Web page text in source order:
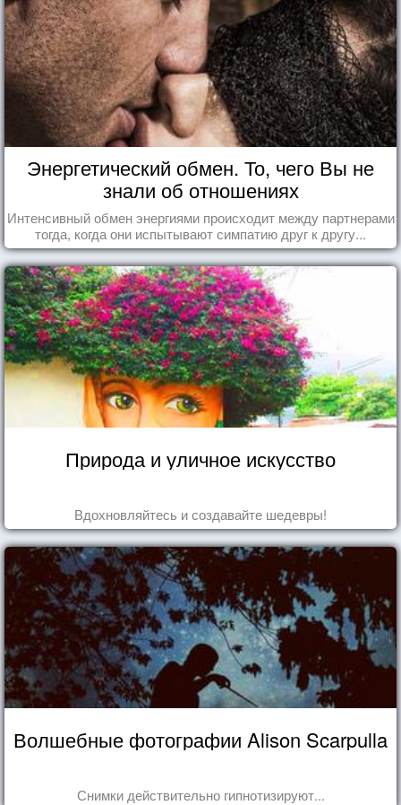
Энергетический обмен. То, чего Вы не
знали об отношениях
Интенсивный обмен энергиями происходит между партнерами
тогда, когда они испытывают симпатию друг к другу...
Природа и уличное искусство
Вдохновляйтесь и создавайте шедевры!
Волшебные фотографии Alison Scarpulla
Снимки действительно гипнотизируют...